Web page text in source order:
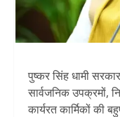
पुष्कर सिंह धामी
सार्वजनिक उपक्रमों,
कार्यरत कार्मिकों की